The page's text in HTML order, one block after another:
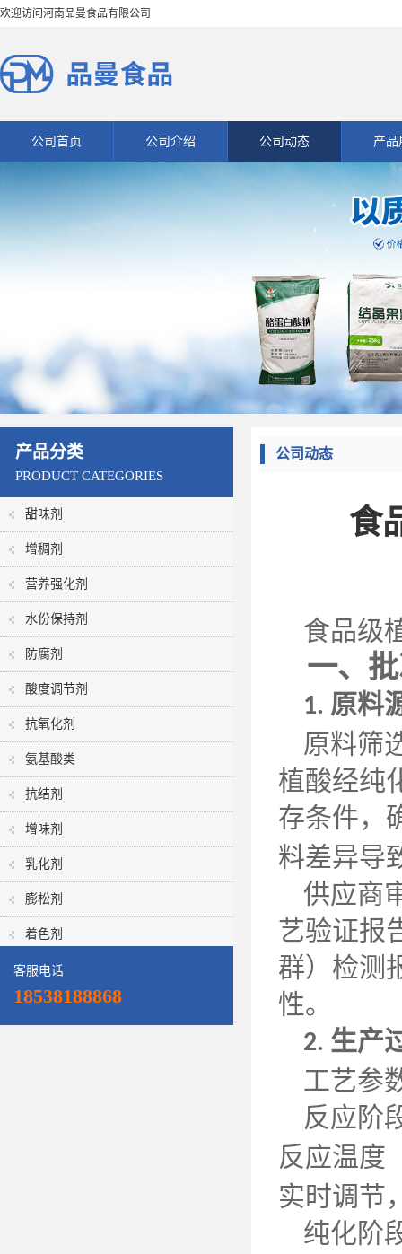
欢迎访问河南品曼食品有限公司
公司首页 公司介绍 公司动态 产品
产品分类
PRODUCT CATEGORIES
甜味剂
增稠剂
营养强化剂
水份保持剂
防腐剂
酸度调节剂
抗氧化剂
氨基酸类
抗结剂
增味剂
乳化剂
膨松剂
着色剂
客服电话
18538188868
公司动态
食
食品级
一、
1. 原料
原料筛
植酸经纯
存条件，
料差异导
供应商
艺验证报
群）检测
性。
2. 生产
工艺参
反应阶
反应温度
实时调节
纯化阶